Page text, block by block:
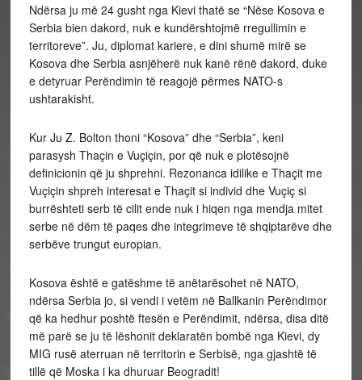
Ndërsa ju më 24 gusht nga Kievi thatë se “Nëse Kosova e
Serbia bien dakord, nuk e kundërshtojmë rregullimin e
territoreve”. Ju, diplomat kariere, e dini shumë mirë se
Kosova dhe Serbia asnjëherë nuk kanë rënë dakord, duke
e detyruar Perëndimin të reagojë përmes NATO-s
ushtarakisht.
Kur Ju Z. Bolton thoni “Kosova” dhe “Serbia”, keni
parasysh Thaçin e Vuçiçin, por që nuk e plotësojnë
definicionin që ju shprehni. Rezonanca idilike e Thaçit me
Vuçiçin shpreh interesat e Thaçit si individ dhe Vuçiç si
burrështeti serb të cilit ende nuk i hiqen nga mendja mitet
serbe në dëm të paqes dhe integrimeve të shqiptarëve dhe
serbëve trungut europian.
Kosova është e gatëshme të anëtarësohet në NATO,
ndërsa Serbia jo, si vendi i vetëm në Ballkanin Perëndimor
që ka hedhur poshtë ftesën e Perëndimit, ndërsa, disa ditë
më parë se ju të lëshonit deklaratën bombë nga Kievi, dy
MIG rusë aterruan në territorin e Serbisë, nga gjashtë të
tillë që Moska i ka dhuruar Beogradit!